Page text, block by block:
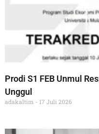
Prodi S1 FEB Unmul
Unggul
adakaltim 17 Juli 2026